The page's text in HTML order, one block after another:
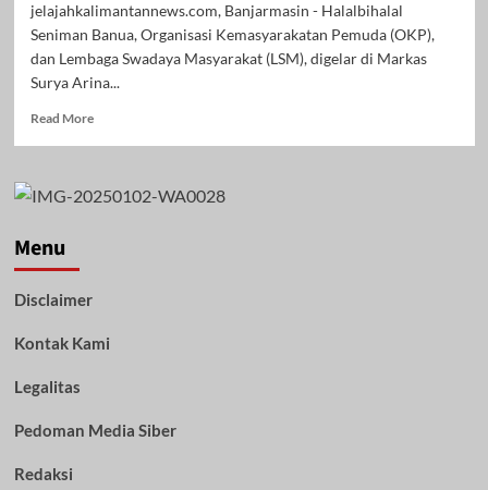
jelajahkalimantannews.com, Banjarmasin - Halalbihalal
Seniman Banua, Organisasi Kemasyarakatan Pemuda (OKP),
dan Lembaga Swadaya Masyarakat (LSM), digelar di Markas
Surya Arina...
Read MoreRead
Kebersamaan,
Gelar
Bihalal
Festival
Menu
Disclaimer
Kontak Kami
Legalitas
Pedoman Media Siber
Redaksi